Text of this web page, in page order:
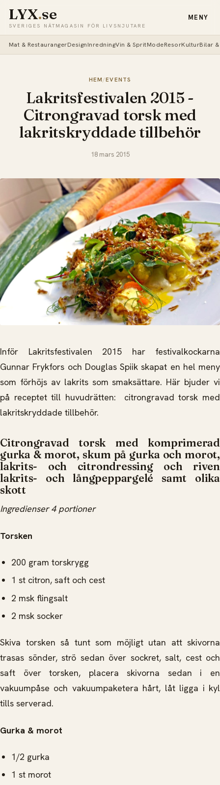
LYX.se
SVERIGES NÄTMAGASIN FÖR LIVSNJUTARE
MENY
Mat & RestaurangerDesignInredningVin & SpritModeResorKulturBilar
HEM/EVENTS
Lakritsfestivalen 2015 -
Citrongravad torsk med
lakritskryddade tillbehör
18 mars 2015
Inför Lakritsfestivalen 2015 har festivalkockarna
Gunnar Frykfors och Douglas Spiik skapat en hel meny
som förhöjs av lakrits som smaksättare. Här bjuder vi
på receptet till huvudrätten: citrongravad torsk med
lakritskryddade tillbehör.
Citrongravad torsk med komprimerad
gurka & morot, skum på gurka och morot,
lakrits- och citrondressing och riven
lakrits- och långpeppargelé samt olika
skott
Ingredienser 4 portioner
Torsken
200 gram torskrygg
1 st citron, saft och cest
2 msk flingsalt
2 msk socker
Skiva torsken så tunt som möjligt utan att skivorna
trasas sönder, strö sedan över sockret, salt, cest och
saft över torsken, placera skivorna sedan i en
vakuumpåse och vakuumpaketera hårt, låt ligga i kyl
tills serverad.
Gurka & morot
1/2 gurka
1 st morot